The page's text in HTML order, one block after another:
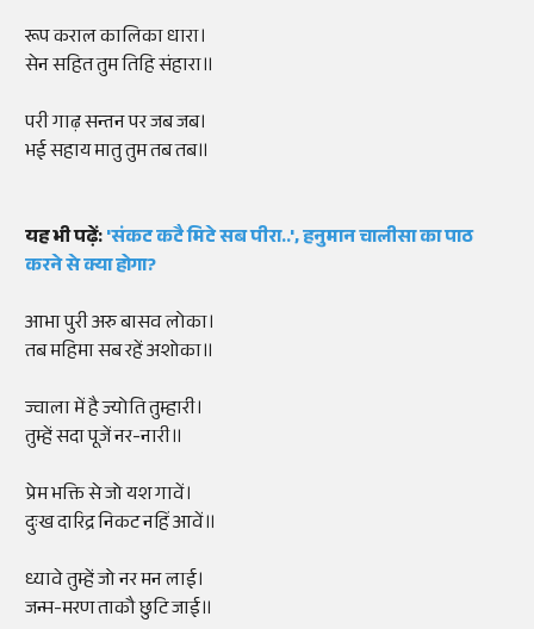
रूप कराल कालिका धारा।
सेन सहित तुम तिहि संहारा॥
परी गाढ़ सन्तन पर जब जब।
भई सहाय मातु तुम तब तब॥
यह भी पढ़ें:'संकट कटै मिटे सब पीरा..', हनुमान चालीसा का पाठ
करने से क्या होगा?
आभा पुरी अरु बासव लोका।
तब महिमा सब रहें अशोका॥
ज्वाला में है ज्योति तुम्हारी।
तुम्हें सदा पूजें नर-नारी॥
प्रेम भक्ति से जो यश गावें।
दुःख दारिद्र निकट नहिं आवें॥
ध्यावे तुम्हें जो नर मन लाई।
जन्म-मरण ताकौ छुटि जाई॥